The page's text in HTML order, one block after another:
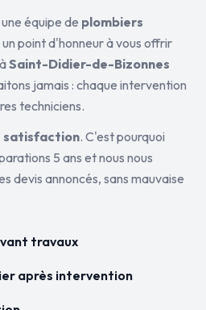
équipe de plombiers
point d'honneur à vous offrir
Saint-Didier-de-Bizonnes
jamais : chaque intervention
techniciens.
satisfaction. C'est pourquoi
5 ans et nous nous
devis annoncés, sans mauvaise
travaux
après intervention